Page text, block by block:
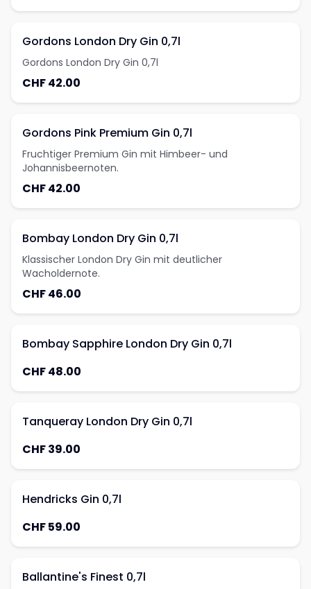
Gordons London Dry Gin 0,7l
Gordons London Dry Gin 0,7l
CHF 42.00
Gordons Pink Premium Gin 0,7l
Fruchtiger Premium Gin mit Himbeer- und
Johannisbeernoten.
CHF 42.00
Bombay London Dry Gin 0,7l
Klassischer London Dry Gin mit deutlicher
Wacholdernote.
CHF 46.00
Bombay Sapphire London Dry Gin 0,7l
CHF 48.00
Tanqueray London Dry Gin 0,7l
CHF 39.00
Hendricks Gin 0,7l
CHF 59.00
Ballantine's Finest 0,7l